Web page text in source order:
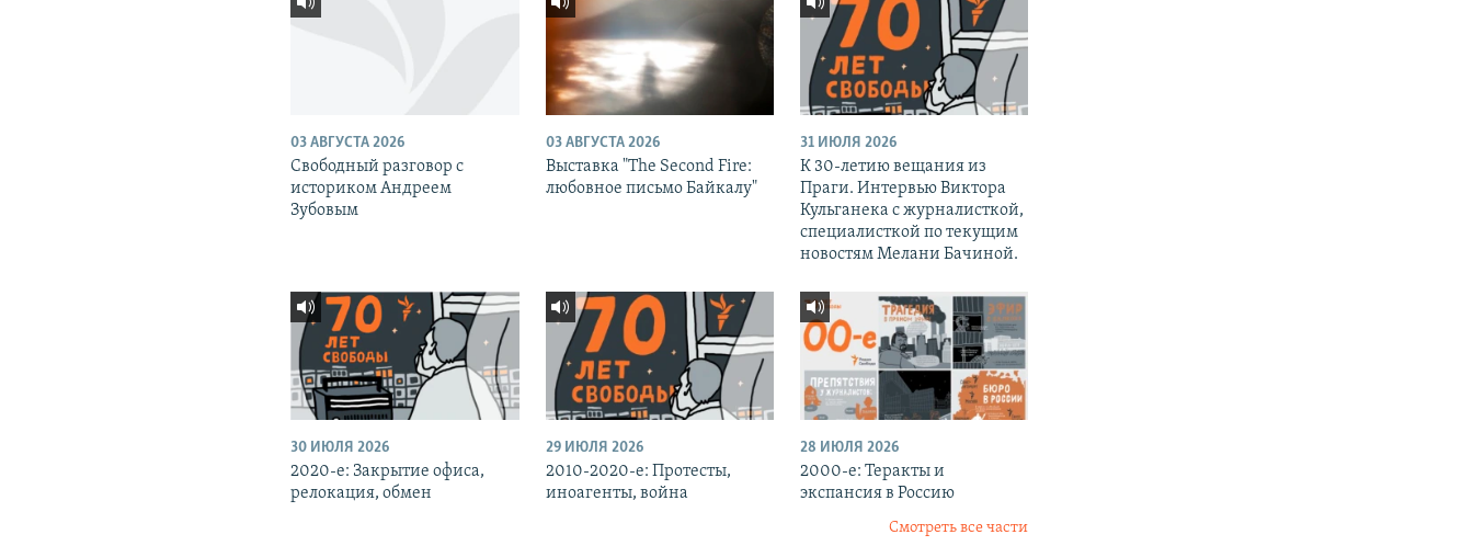
03 АВГУСТА 2026
Свободный разговор с
историком Андреем
Зубовым
03 АВГУСТА 2026
Выставка "The Second Fire:
любовное письмо Байкалу"
31 ИЮЛЯ 2026
К 30-летию вещания из
Праги. Интервью Виктора
Кульганека с журналисткой,
специалисткой по текущим
новостям Мелани Бачиной.
30 ИЮЛЯ 2026
2020-е: Закрытие офиса,
релокация, обмен
29 ИЮЛЯ 2026
2010-2020-е: Протесты,
иноагенты, война
28 ИЮЛЯ 2026
2000-е: Теракты и
экспансия в Россию
Смотреть все части